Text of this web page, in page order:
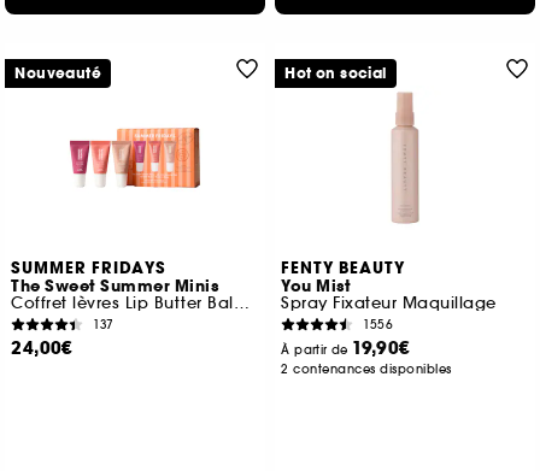
SUMMER FRIDAYS
The Sweet Summer Minis
Coffret lèvres Lip Butter Balm Edition limitée
137
24,00€
Nouveauté
FENTY BEAUTY
You Mist
Spray Fixateur Maquillage
1556
À partir de 19,90€
2 contenances disponibles
Hot on social